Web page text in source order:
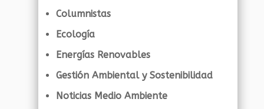
Columnistas
Ecología
Energías Renovables
Gestión Ambiental y Sostenibilidad
Noticias Medio Ambiente